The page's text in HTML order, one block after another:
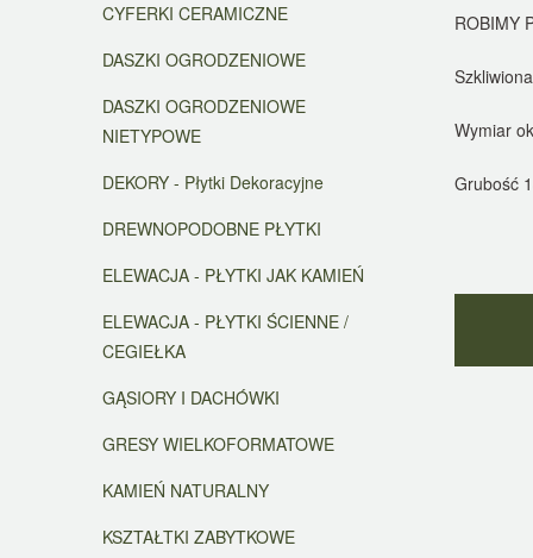
ROBIMY
Wymiar
Grubość
CYFERKI CERAMICZNE
DASZKI OGRODZENIOWE
DASZKI OGRODZENIOWE
NIETYPOWE
DEKORY - Płytki Dekoracyjne
DREWNOPODOBNE PŁYTKI
ELEWACJA - PŁYTKI JAK KAMIEŃ
ELEWACJA - PŁYTKI ŚCIENNE /
CEGIEŁKA
GĄSIORY I DACHÓWKI
GRESY WIELKOFORMATOWE
KAMIEŃ NATURALNY
KSZTAŁTKI ZABYTKOWE